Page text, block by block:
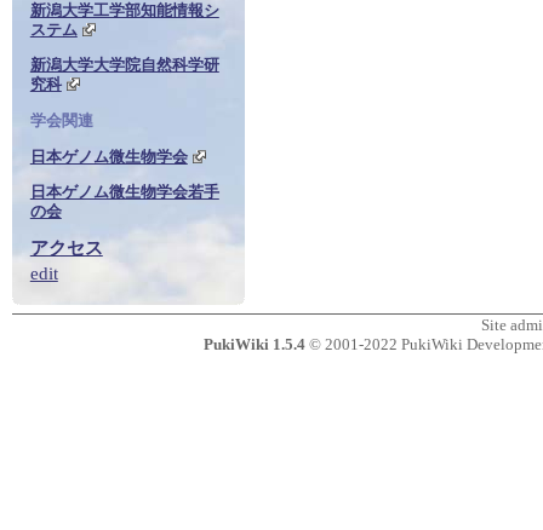
新潟大学工学部知能情報シ
ステム
新潟大学大学院自然科学研
究科
学会関連
日本ゲノム微生物学会
日本ゲノム微生物学会若手
の会
アクセス
edit
Site
PukiWiki 1.5.4© 2001-2022 PukiWiki